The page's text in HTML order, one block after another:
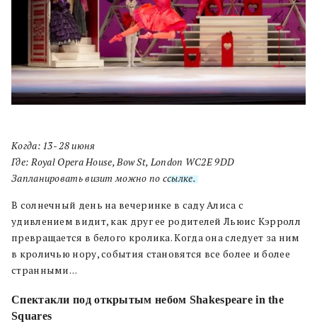
Когда: 13- 28 июня
Где: Royal Opera House, Bow St, London WC2E 9DD
Запланировать визит можно по ссылке.
В солнечный день на вечеринке в саду Алиса с
удивлением видит, как друг ее родителей Льюис Кэрролл
превращается в белого кролика. Когда она следует за ним
в кроличью нору, события становятся все более и более
странными…
Спектакли под открытым небом Shakespeare in the
Squares